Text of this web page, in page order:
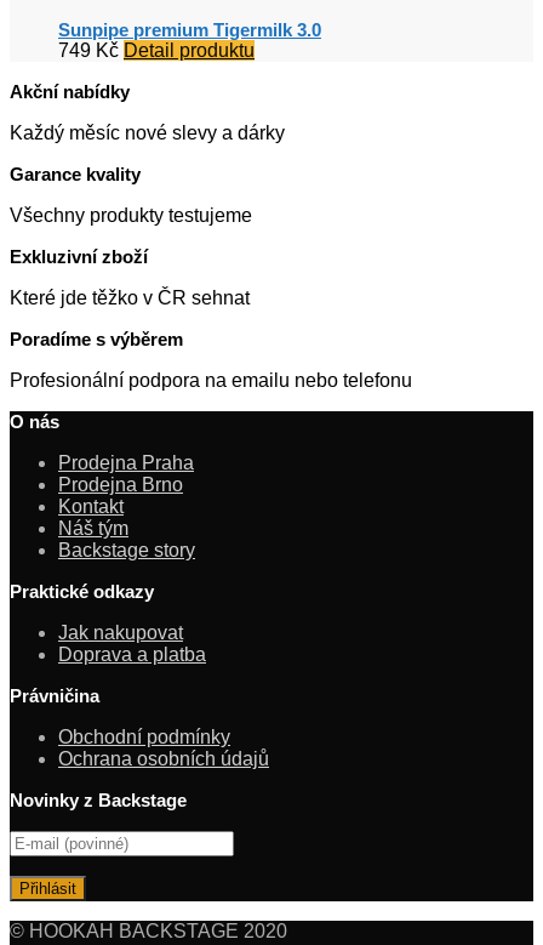
Sunpipe premium Tigermilk 3.0
749 Kč Detail produktu
Akční nabídky
Každý měsíc nové slevy a dárky
Garance kvality
Všechny produkty testujeme
Exkluzivní zboží
Které jde těžko v ČR sehnat
Poradíme s výběrem
Profesionální podpora na emailu nebo telefonu
O nás
Prodejna Praha
Prodejna Brno
Kontakt
Náš tým
Backstage story
Praktické odkazy
Jak nakupovat
Doprava a platba
Právničina
Obchodní podmínky
Ochrana osobních údajů
Novinky z Backstage
© HOOKAH BACKSTAGE 2020